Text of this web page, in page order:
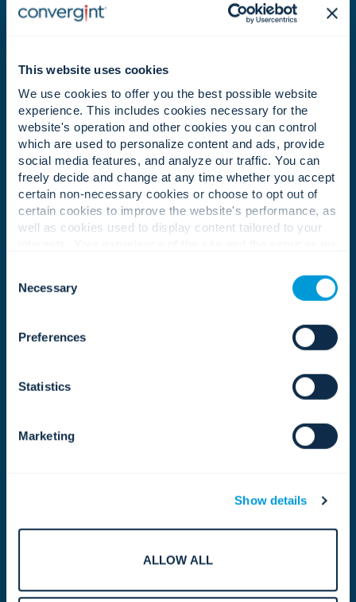
This website uses cookies
We use cookies to offer you the best possible website
experience. This includes cookies necessary for the
website's operation and other cookies you can control
which are used to personalize content and ads, provide
social media features, and analyze our traffic. You can
freely decide and change at any time whether you accept
certain non-necessary cookies or choose to opt out of
certain cookies to improve the website's performance, as
well as cookies used to display content tailored to your
cookies. Click "Show details" below for more information
about who we share your information with.
Selection
Necessary
Preferences
Statistics
Marketing
Show details
ALLOW ALL
Administrasi
pengorganisasian, dan dukungan operasional.
Pengembangan Bisnis
Mengidentifikasi peluang pertumbuhan dan
membantu memperluas jangkauan dan dampak
Convergint.
Keuangan & Akuntansi
Memberikan tata kelola keuangan, wawasan, dan
disiplin yang mendukung pertumbuhan
Sumber daya manusia
Kami mendukung karyawan kami melalui
pengalaman kerja yang berkualitas.